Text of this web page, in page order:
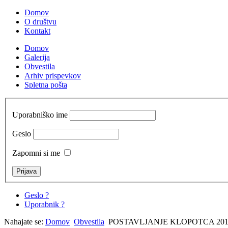
Domov
O društvu
Kontakt
Domov
Galerija
Obvestila
Arhiv prispevkov
Spletna pošta
Uporabniško ime
Geslo
Zapomni si me
Geslo ?
Uporabnik ?
Nahajate se: Domov Obvestila POSTAVLJANJE KLOPOTCA